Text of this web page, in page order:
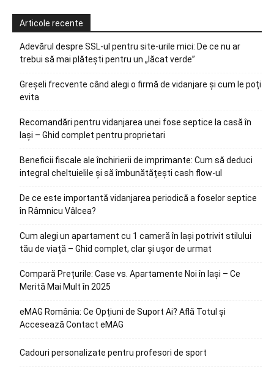
Articole recente
Adevărul despre SSL-ul pentru site-urile mici: De ce nu ar
trebui să mai plătești pentru un „lăcat verde”
Greșeli frecvente când alegi o firmă de vidanjare și cum le poți
evita
Recomandări pentru vidanjarea unei fose septice la casă în
Iași – Ghid complet pentru proprietari
Beneficii fiscale ale închirierii de imprimante: Cum să deduci
integral cheltuielile și să îmbunătățești cash flow-ul
De ce este importantă vidanjarea periodică a foselor septice
în Râmnicu Vâlcea?
Cum alegi un apartament cu 1 cameră în Iași potrivit stilului
tău de viață – Ghid complet, clar și ușor de urmat
Compară Prețurile: Case vs. Apartamente Noi în Iași – Ce
Merită Mai Mult în 2025
eMAG România: Ce Opțiuni de Suport Ai? Află Totul și
Accesează Contact eMAG
Cadouri personalizate pentru profesori de sport